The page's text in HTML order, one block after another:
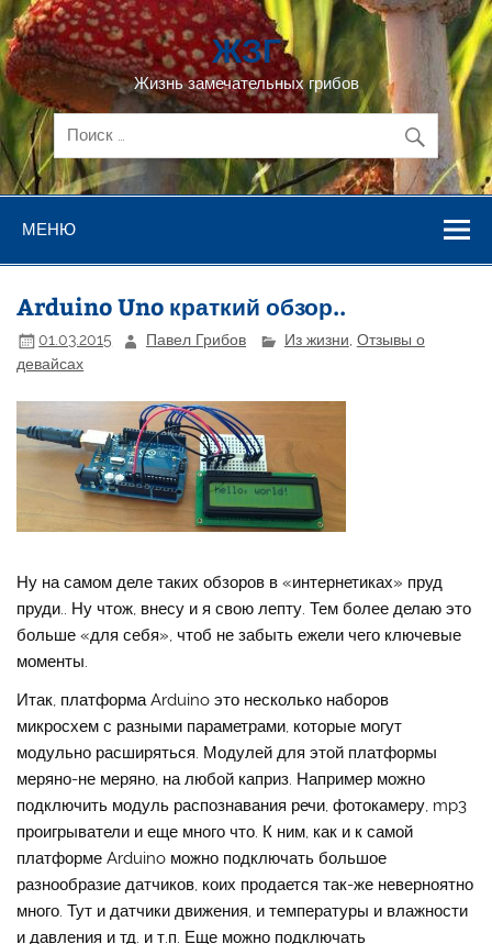
Перейти
к
содержимому
ЖЗГ
Жизнь замечательных грибов
МЕНЮ
Arduino Uno краткий обзор..
01.03.2015 Павел Грибов Из жизни, Отзывы о
девайсах
Ну на самом деле таких обзоров в «интернетиках» пруд
пруди.. Ну чтож, внесу и я свою лепту. Тем более делаю это
больше «для себя», чтоб не забыть ежели чего ключевые
моменты.
Итак, платформа Arduino это несколько наборов
микросхем с разными параметрами, которые могут
модульно расширяться. Модулей для этой платформы
меряно-не меряно, на любой каприз. Например можно
подключить модуль распознавания речи, фотокамеру, mp3
проигрыватели и еще много что. К ним, как и к самой
платформе Arduino можно подключать большое
разнообразие датчиков, коих продается так-же неверноятно
много. Тут и датчики движения, и температуры и влажности
и давления и тд. и т.п. Еще можно подключать